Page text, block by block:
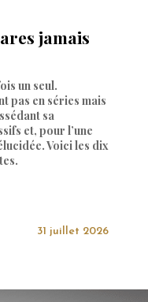
jamais
un seul.
pas en séries mais
sa
et, pour l’une
Voici les dix
31 juillet 2026